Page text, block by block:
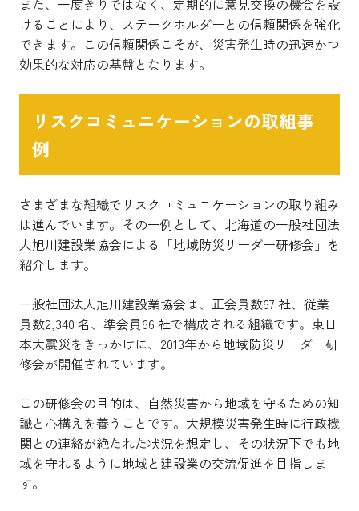
けることにより、ステークホルダーとの信頼関係を強化
できます。この信頼関係こそが、災害発生時の迅速かつ
効果的な対応の基盤となります。
リスクコミュニケーションの取組事
例
さまざまな組織でリスクコミュニケーションの取り組み
は進んでいます。その一例として、北海道の一般社団法
人旭川建設業協会による「地域防災リーダー研修会」を
紹介します。
一般社団法人旭川建設業協会は、正会員数67 社、従業
員数2,340 名、準会員66 社で構成される組織です。東日
本大震災をきっかけに、2013年から地域防災リーダー研
修会が開催されています。
この研修会の目的は、自然災害から地域を守るための知
識と心構えを養うことです。大規模災害発生時に行政機
関との連絡が絶たれた状況を想定し、その状況下でも地
域を守れるように地域と建設業の交流促進を目指しま
す。